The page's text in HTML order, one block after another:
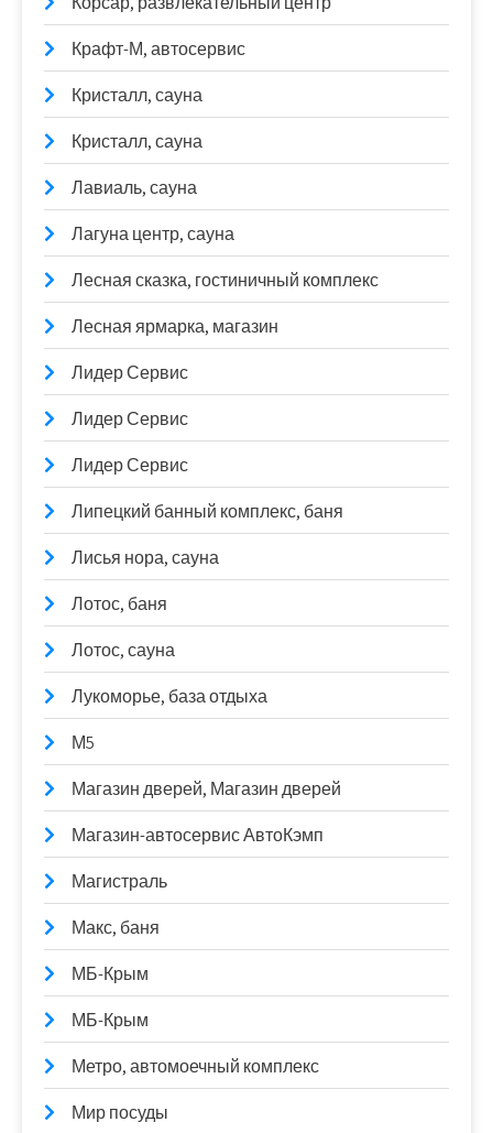
Крафт-М, автосервис
Кристалл, сауна
Кристалл, сауна
Лавиаль, сауна
Лагуна центр, сауна
Лесная сказка, гостиничный комплекс
Лесная ярмарка, магазин
Лидер Сервис
Лидер Сервис
Лидер Сервис
Липецкий банный комплекс, баня
Лисья нора, сауна
Лотос, баня
Лотос, сауна
Лукоморье, база отдыха
М5
Магазин дверей, Магазин дверей
Магазин-автосервис АвтоКэмп
Магистраль
Макс, баня
МБ-Крым
МБ-Крым
Метро, автомоечный комплекс
Мир посуды